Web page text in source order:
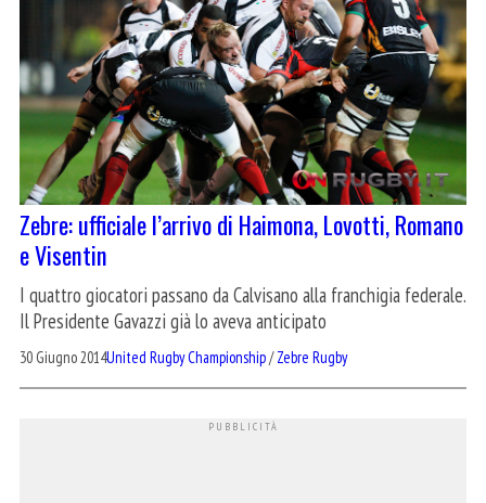
Zebre: ufficiale l’arrivo di Haimona, Lovotti, Romano
e Visentin
I quattro giocatori passano da Calvisano alla franchigia federale.
Il Presidente Gavazzi già lo aveva anticipato
30 Giugno 2014United Rugby Championship/Zebre Rugby